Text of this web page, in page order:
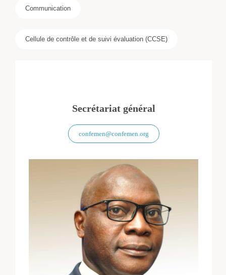
Communication
Cellule de contrôle et de suivi évaluation (CCSE)
Secrétariat général
confemen@confemen.org